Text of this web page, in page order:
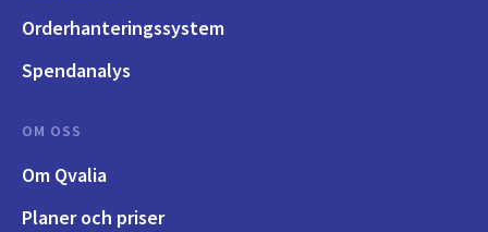
Orderhanteringssystem
Spendanalys
OM OSS
Om Qvalia
Planer och priser